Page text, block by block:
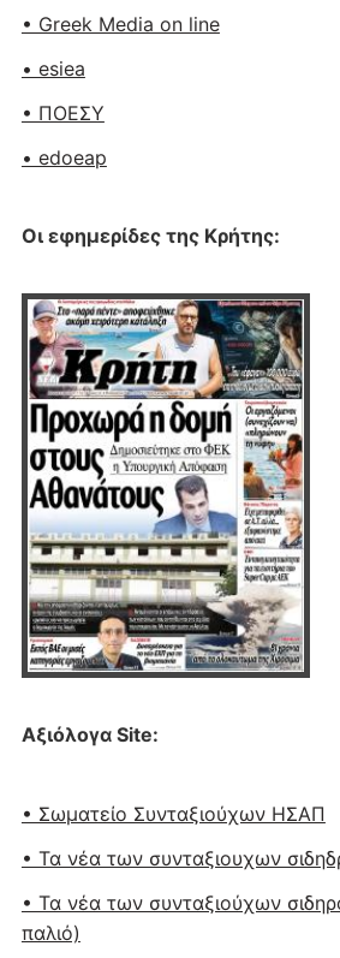
• Greek Media on line
• esiea
• ΠΟΕΣΥ
• edoeap
Οι εφημερίδες της Κρήτης:
Αξιόλογα Site:
• Σωματείο Συνταξιούχων ΗΣΑΠ
• Τα νέα των συνταξιουχων
• Τα νέα των συνταξιούχων
παλιό)